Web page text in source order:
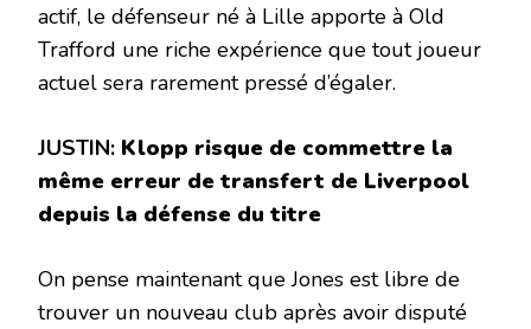
actif, le défenseur né à Lille apporte à Old
Trafford une riche expérience que tout joueur
actuel sera rarement pressé d’égaler.
JUSTIN: Klopp risque de commettre la
même erreur de transfert de Liverpool
depuis la défense du titre
On pense maintenant que Jones est libre de
trouver un nouveau club après avoir disputé